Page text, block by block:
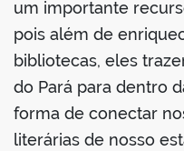
um importante
pois além de
bibliotecas, eles
do Pará para dentro
forma de conectar
literárias de nosso